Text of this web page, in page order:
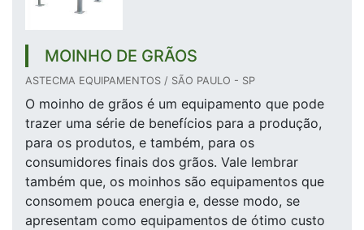
MOINHO DE GRÃOS
ASTECMA EQUIPAMENTOS / SÃO PAULO - SP
O moinho de grãos é um equipamento que pode
trazer uma série de benefícios para a produção,
para os produtos, e também, para os
consumidores finais dos grãos. Vale lembrar
também que, os moinhos são equipamentos que
consomem pouca energia e, desse modo, se
apresentam como equipamentos de ótimo custo